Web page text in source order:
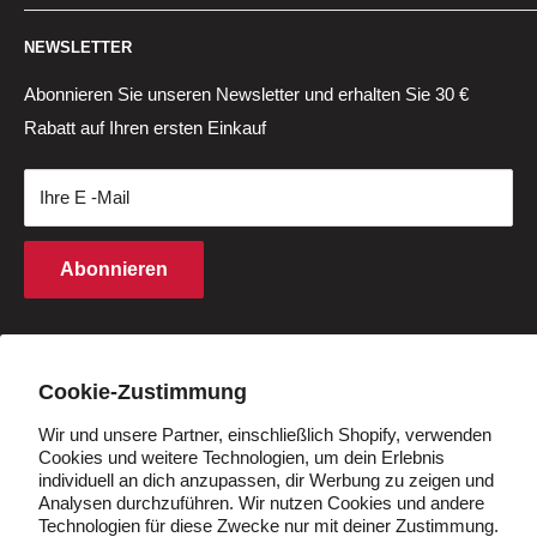
Cookie-Zustimmung
Wir und unsere Partner, einschließlich Shopify, verwenden
Cookies und weitere Technologien, um dein Erlebnis
individuell an dich anzupassen, dir Werbung zu zeigen und
Analysen durchzuführen. Wir nutzen Cookies und andere
Technologien für diese Zwecke nur mit deiner Zustimmung.
Std:
Elektrisches Klapprad
Fahrradzubehör
Ersatzteile
Fahrradbatterien
Geschenkkarten
Versandrichtlinie
Garantierichtlinie
Reton- und Rückerstattungspolitik
Datenschutzrichtlinie
Geschäftsbedingungen
Kaufbedingungen
Rechte an geistigem Eigentum
Cookie -Richtlinie
Hilfezentrum
Track Order
Rückgabezentrum
Zahlung
Finanzierung
Partnerprogramm
Studentenrabatt
NEWSLETTER
Abonnieren Sie unseren Newsletter und erhalten Sie 30 €
Rabatt auf Ihren ersten Einkauf
Ihre E -Mail
Abonnieren
Deutschland (EUR €)
Folgen Sie uns